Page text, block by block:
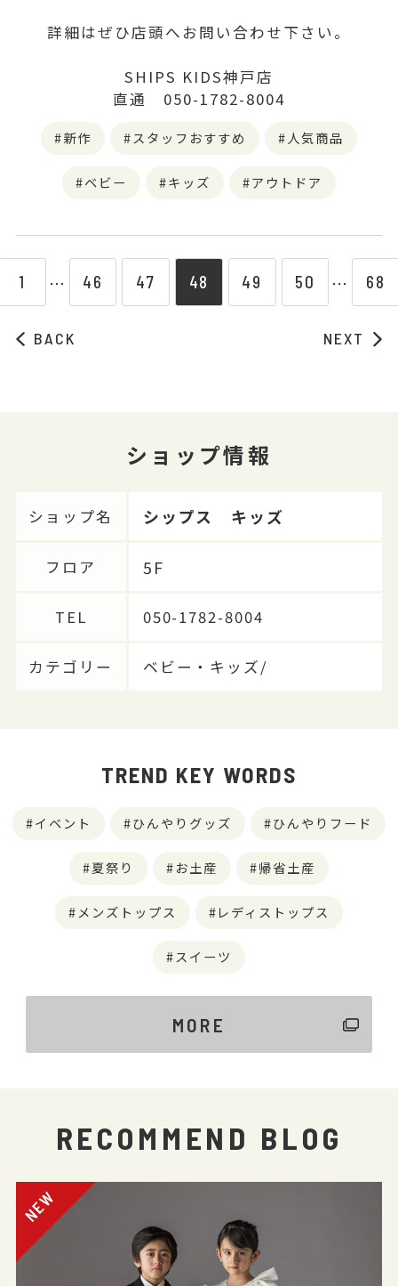
詳細はぜひ店頭へお問い合わせ下さい。
SHIPS KIDS神戸店
直通 050-1782-8004
新作 スタッフおすすめ 人気商品
ベビー キッズ アウトドア
BACK
1 ⋯ 46 47 48 49 50 ⋯ 68
NEXT
ショップ情報
ショップ名 シップス キッズ
フロア 5F
TEL 050-1782-8004
カテゴリー ベビー・キッズ/
TREND KEY WORDS
イベント ひんやりグッズ ひんやりフード
夏祭り お土産 帰省土産
メンズトップス レディストップス
スイーツ
MORE
RECOMMEND BLOG